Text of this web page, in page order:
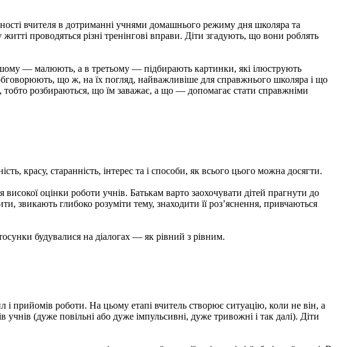
вчителя в дотриманні учнями домашнього режиму дня школяра та
проводяться різні тренінгові вправи. Діти згадують, що вони роблять
— малюють, а в третьому — підбирають картинки, які ілюструють
що ж, на їх погляд, найважливіше для справжнього школяра і що
тобто розбираються, що їм заважає, а що — допомагає стати справжніми
красу, старанність, інтерес та і способи, як всього цього можна досягти.
оцінки роботи учнів. Батькам варто заохочувати дітей прагнути до
звикають глибоко розуміти тему, знаходити її роз’яснення, привчаються
будувалися на діалогах — як рівний з рівним.
прийомів роботи. На цьому етапі вчитель створює ситуацію, коли не він, а
(дуже повільні або дуже імпульсивні, дуже тривожні і так далі). Діти